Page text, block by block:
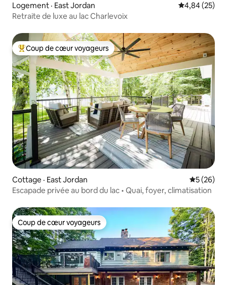
Logement · East Jordan Note
4,84 (25)
Retraite de luxe au lac Charlevoix
Coup de cœur voyageurs parmi les plus aimés
Coup de cœur voyageurs
Cottage · East Jordan Note
5 (26)
Escapade privée au bord du lac • Quai, foyer, climatisation
Coup de cœur voyageurs
Coup de cœur voyageurs